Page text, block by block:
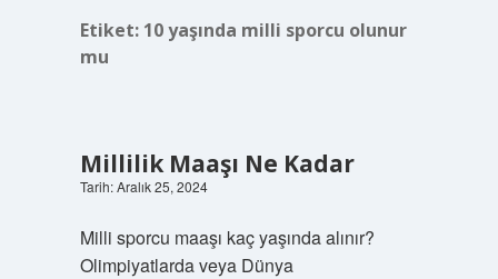
Etiket: 10 yaşında milli sporcu olunur
mu
Millilik Maaşı Ne Kadar
Tarih: Aralık 25, 2024
Milli sporcu maaşı kaç yaşında alınır?
Olimpiyatlarda veya Dünya